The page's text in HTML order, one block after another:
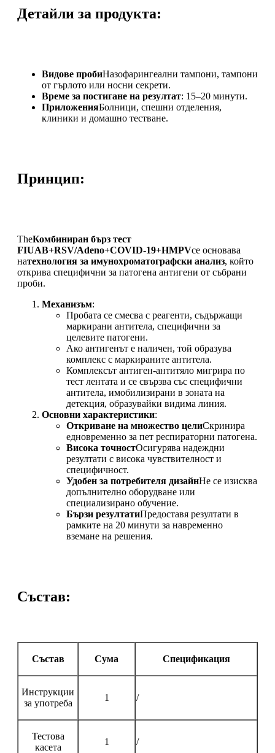
Детайли за продукта:
Видове пробиНазофарингеални тампони, тампони
от гърлото или носни секрети.
Време за постигане на резултат: 15–20 минути.
ПриложенияБолници, спешни отделения,
клиники и домашно тестване.
Принцип:
TheКомбиниран бърз тест
FIUAB+RSV/Adeno+COVID-19+HMPVсе основава
натехнология за имунохроматографски анализ, който
открива специфични за патогена антигени от събрани
проби.
Механизъм:
Пробата се смесва с реагенти, съдържащи
маркирани антитела, специфични за
целевите патогени.
Ако антигенът е наличен, той образува
комплекс с маркираните антитела.
Комплексът антиген-антитяло мигрира по
тест лентата и се свързва със специфични
антитела, имобилизирани в зоната на
детекция, образувайки видима линия.
Основни характеристики:
Откриване на множество целиСкринира
едновременно за пет респираторни патогена.
Висока точностОсигурява надеждни
резултати с висока чувствителност и
специфичност.
Удобен за потребителя дизайнНе се изисква
допълнително оборудване или
специализирано обучение.
Бързи резултатиПредоставя резултати в
рамките на 20 минути за навременно
вземане на решения.
Състав:
Състав Сума Спецификация
Инструкции
за употреба
1 /
Тестова
касета
1 /